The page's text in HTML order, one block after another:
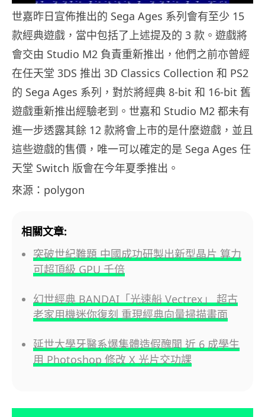
世嘉昨日宣佈推出的 Sega Ages 系列會有至少 15
款經典遊戲，當中包括了上述提及的 3 款。遊戲將
會交由 Studio M2 負責重新推出，他們之前亦曾經
在任天堂 3DS 推出 3D Classics Collection 和 PS2
的 Sega Ages 系列，對於將經典 8-bit 和 16-bit 舊
遊戲重新推出經驗老到。世嘉和 Studio M2 都未有
進一步透露其餘 12 款將會上市的是什麼遊戲，並且
這些遊戲的售價，唯一可以確定的是 Sega Ages 任
天堂 Switch 版會在今年夏季推出。
來源：polygon
相關文章:
突破世紀難題 中國成功研製出新型晶片 算力
可超頂級 GPU 千倍
幻世經典 BANDAI「光速船 Vectrex」 超古
老家用機迷你復刻 重現經典向量掃描畫面
延世大學牙醫系爆集體造假醜聞 近 6 成學生
用 Photoshop 修改 X 光片交功課